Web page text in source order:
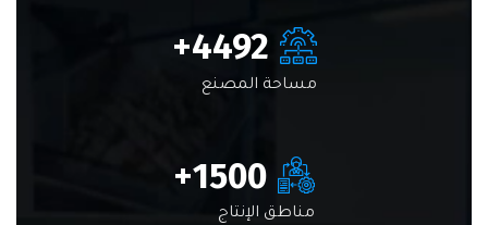
4492
+
مساحة المصنع
1500
+
مناطق الإنتاج